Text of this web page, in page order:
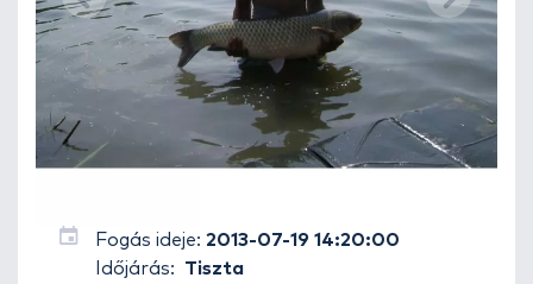
Fogás ideje: 2013-07-19 14:20:00
Időjárás:
Tiszta